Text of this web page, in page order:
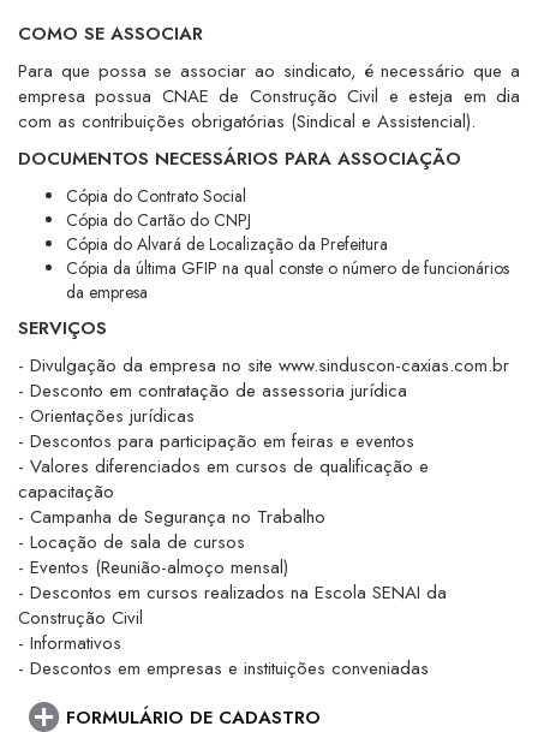
COMO SE ASSOCIAR
Para que possa se associar ao sindicato, é necessário que a
empresa possua CNAE de Construção Civil e esteja em dia
com as contribuições obrigatórias (Sindical e Assistencial).
DOCUMENTOS NECESSÁRIOS PARA ASSOCIAÇÃO
Cópia do Contrato Social
Cópia do Cartão do CNPJ
Cópia do Alvará de Localização da Prefeitura
Cópia da última GFIP na qual conste o número de funcionários
da empresa
SERVIÇOS
- Divulgação da empresa no site www.sinduscon-caxias.com.br
- Desconto em contratação de assessoria jurídica
- Orientações jurídicas
- Descontos para participação em feiras e eventos
- Valores diferenciados em cursos de qualificação e
capacitação
- Campanha de Segurança no Trabalho
- Locação de sala de cursos
- Eventos (Reunião-almoço mensal)
- Descontos em cursos realizados na Escola SENAI da
Construção Civil
- Informativos
- Descontos em empresas e instituições conveniadas
FORMULÁRIO DE CADASTRO